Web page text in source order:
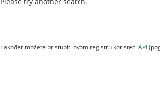
Također možete pristupiti ovom registru koristeći API